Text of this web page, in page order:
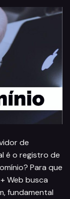
de
é o registro de
Para que
Web busca
fundamental